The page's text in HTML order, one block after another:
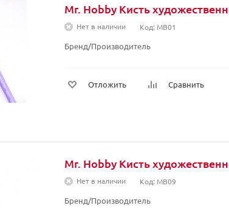
Mr. Hobby Кисть
Нет в наличии Код: MB01
Бренд/Производитель
Отложить Сравнить
Mr. Hobby Кисть
Нет в наличии Код: MB09
Бренд/Производитель